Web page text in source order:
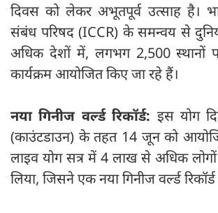
दिवस को लेकर अभूतपूर्व उत्साह है।
संबंध परिषद (ICCR) के समन्वय से
अधिक देशों में, लगभग 2,500 स्थानों
कार्यक्रम आयोजित किए जा रहे हैं।
नया गिनीज वर्ल्ड रिकॉर्ड: इस योग
(काउंटडाउन) के तहत 14 जून को आयोजित
लाइव योग सत्र में 4 लाख से अधिक
लिया, जिसने एक नया गिनीज वर्ल्ड